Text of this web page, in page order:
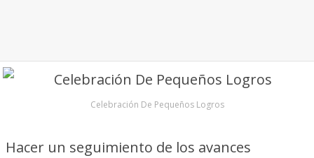
Celebración De Pequeños Logros
Hacer un seguimiento de los avances